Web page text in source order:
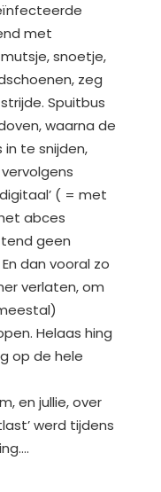
met
snoetje,
zeg
Spuitbus
waarna de
in te snijden,
( = met
abces
geen
dan vooral zo
verlaten, om
Helaas hing
op de hele
en jullie, over
werd tijdens